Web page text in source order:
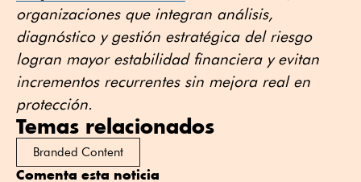
organizaciones que integran análisis,
diagnóstico y gestión estratégica del riesgo
logran mayor estabilidad financiera y evitan
incrementos recurrentes sin mejora real en
protección.
Temas relacionados
Branded Content
Comenta esta noticia